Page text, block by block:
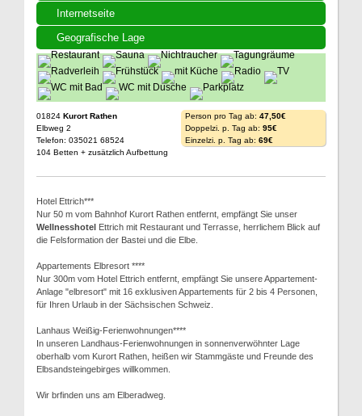
Internetseite
Geografische Lage
01824 Kurort Rathen
Elbweg 2
Telefon: 035021 68524
104 Betten + zusätzlich Aufbettung
Person pro Tag ab: 47,50€
Doppelzi. p. Tag ab: 95€
Einzelzi. p. Tag ab: 69€
Hotel Ettrich***
Nur 50 m vom Bahnhof Kurort Rathen entfernt, empfängt Sie unser
Wellnesshotel Ettrich mit Restaurant und Terrasse, herrlichem Blick auf
die Felsformation der Bastei und die Elbe.
Appartements Elbresort ****
Nur 300m vom Hotel Ettrich entfernt, empfängt Sie unsere Appartement-
Anlage "elbresort" mit 16 exklusiven Appartements für 2 bis 4 Personen,
für Ihren Urlaub in der Sächsischen Schweiz.
Lanhaus Weißig-Ferienwohnungen****
In unseren Landhaus-Ferienwohnungen in sonnenverwöhnter Lage
oberhalb vom Kurort Rathen, heißen wir Stammgäste und Freunde des
Elbsandsteingebirges willkommen.
Wir brfinden uns am Elberadweg.